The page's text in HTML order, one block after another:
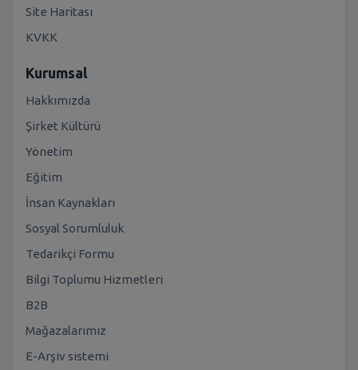
Site Haritası
KVKK
Kurumsal
Hakkımızda
Şirket Kültürü
Yönetim
Eğitim
İnsan Kaynakları
Sosyal Sorumluluk
Tedarikçi Formu
Bilgi Toplumu Hizmetleri
B2B
Mağazalarımız
E-Arşiv sistemi